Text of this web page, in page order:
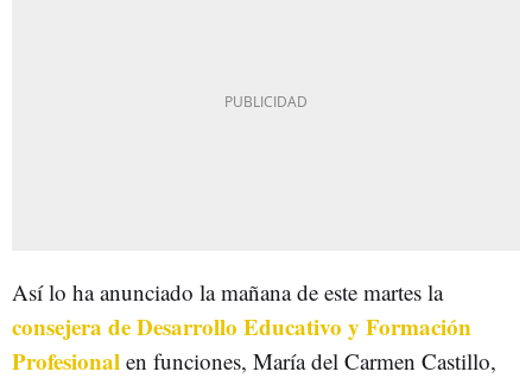
Así lo ha anunciado la mañana de este martes la
consejera de Desarrollo Educativo y Formación
Profesional en funciones, María del Carmen Castillo,